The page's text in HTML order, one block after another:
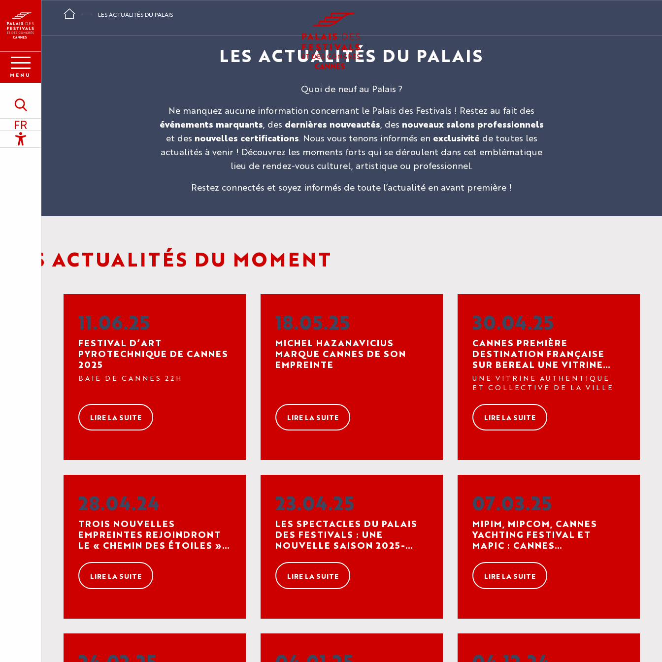
contenu
principal
Recherche
FR
MENU
LES ACTUALITÉS DU PALAIS
LES ACTUALITÉS DU PALAIS
Quoi de neuf au Palais ?
Ne manquez aucune information concernant le Palais des Festivals ! Restez au fait des
événements marquants , des dernières nouveautés , des nouveaux salons professionnels
et des nouvelles certifications. Nous vous tenons informés en exclusivité de toutes les
actualités à venir ! Découvrez les moments forts qui se déroulent dans cet emblématique
lieu de rendez-vous culturel, artistique ou professionnel.
Restez connectés et soyez informés de toute l’actualité en avant première !
ACTUALITÉS DU MOMENT
11.06.25
FESTIVAL D’ART
PYROTECHNIQUE DE CANNES
2025
BAIE DE CANNES 22H
LIRE LA SUITE
18.05.25
MICHEL HAZANAVICIUS
MARQUE CANNES DE SON
EMPREINTE
LIRE LA SUITE
30.04.25
CANNES PREMIÈRE
DESTINATION FRANÇAISE
SUR BEREAL UNE VITRINE
AUTHENTIQUE ET
COLLECTIVE DE LA VILLE
UNE VITRINE AUTHENTIQUE
ET COLLECTIVE DE LA VILLE
LIRE LA SUITE
28.04.24
TROIS NOUVELLES
EMPREINTES REJOINDRONT
LE « CHEMIN DES ÉTOILES »
SAISON DE CANNESERIES
LIRE LA SUITE
23.04.25
LES SPECTACLES DU PALAIS
DES FESTIVALS : UNE
NOUVELLE SAISON 2025-
LIRE LA SUITE
07.03.25
MIPIM, MIPCOM, CANNES
YACHTING FESTIVAL ET
MAPIC : CANNES
PARTENARIAT AVEC RX
FRANCE POUR LES 5 ANNÉES
À VENIR
LIRE LA SUITE